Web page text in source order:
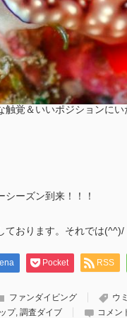
覚＆いいポジションにい
ーズン到来！！！
ております。それでは(^^)/
Pocket RSS
ファンダイビング ウ
プ, 調査ダイブ コメン